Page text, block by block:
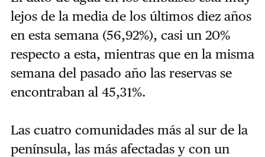
lejos de la media de los últimos diez años
en esta semana (56,92%), casi un 20%
respecto a esta, mientras que en la misma
semana del pasado año las reservas se
encontraban al 45,31%.
Las cuatro comunidades más al sur de la
península, las más afectadas y con un